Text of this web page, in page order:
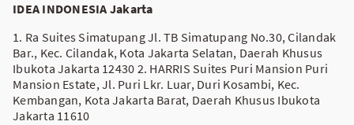
IDEA INDONESIA Jakarta
1. Ra Suites Simatupang Jl. TB Simatupang No.30, Cilandak
Bar., Kec. Cilandak, Kota Jakarta Selatan, Daerah Khusus
Ibukota Jakarta 12430 2. HARRIS Suites Puri Mansion Puri
Mansion Estate, Jl. Puri Lkr. Luar, Duri Kosambi, Kec.
Kembangan, Kota Jakarta Barat, Daerah Khusus Ibukota
Jakarta 11610